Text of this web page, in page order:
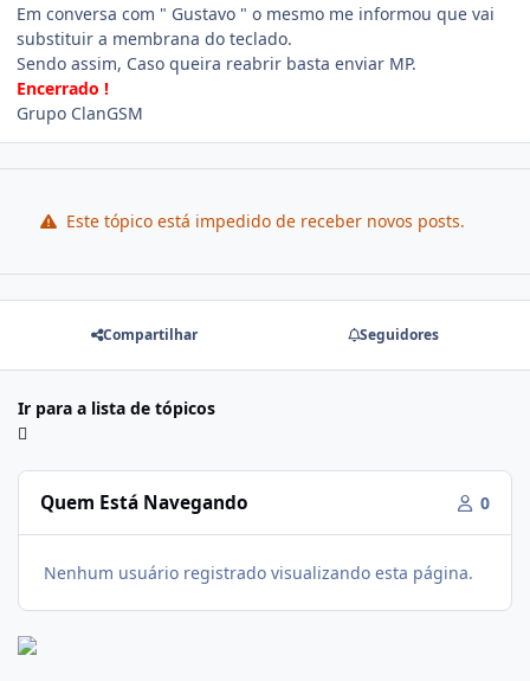
Em conversa com " Gustavo " o mesmo me informou que vai
substituir a membrana do teclado.
Sendo assim, Caso queira reabrir basta enviar MP.
Encerrado !
Grupo ClanGSM
Este tópico está impedido de receber novos posts.
Compartilhar Seguidores
Ir para a lista de tópicos
Quem Está Navegando 0
Nenhum usuário registrado visualizando esta página.